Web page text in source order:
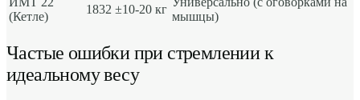
(Кетле)
1832 ±10-20 кг
мышцы)
Частые ошибки при стремлении к
идеальному весу